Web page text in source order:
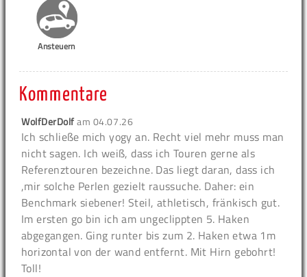
Ansteuern
Kommentare
WolfDerDolfam 04.07.26
Ich schließe mich yogy an. Recht viel mehr muss man
nicht sagen. Ich weiß, dass ich Touren gerne als
Referenztouren bezeichne. Das liegt daran, dass ich
,mir solche Perlen gezielt raussuche. Daher: ein
Benchmark siebener! Steil, athletisch, fränkisch gut.
Im ersten go bin ich am ungeclippten 5. Haken
abgegangen. Ging runter bis zum 2. Haken etwa 1m
horizontal von der wand entfernt. Mit Hirn gebohrt!
Toll!